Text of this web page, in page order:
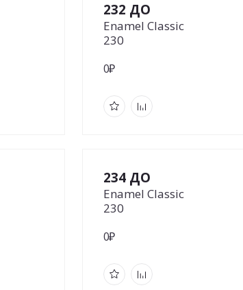
232 ДО
Enamel Classic
230
0₽
234 ДО
Enamel Classic
230
0₽